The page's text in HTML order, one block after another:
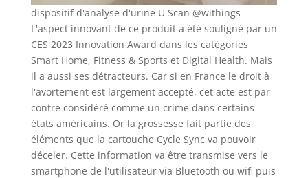
dispositif d'analyse d'urine U Scan @withings
L'aspect innovant de ce produit a été souligné par un
CES 2023 Innovation Award dans les catégories
Smart Home, Fitness & Sports et Digital Health. Mais
il a aussi ses détracteurs. Car si en France le droit à
l'avortement est largement accepté, cet acte est par
contre considéré comme un crime dans certains
états américains. Or la grossesse fait partie des
éléments que la cartouche Cycle Sync va pouvoir
déceler. Cette information va être transmise vers le
smartphone de l'utilisateur via Bluetooth ou wifi puis